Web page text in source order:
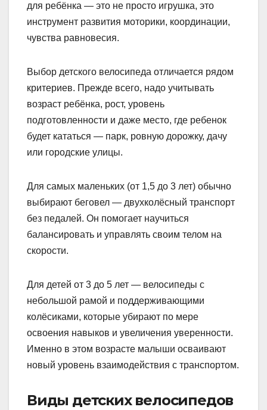
для ребёнка — это не просто игрушка, это
инструмент развития моторики, координации,
чувства равновесия.
Выбор детского велосипеда отличается рядом
критериев. Прежде всего, надо учитывать
возраст ребёнка, рост, уровень
подготовленности и даже место, где ребенок
будет кататься — парк, ровную дорожку, дачу
или городские улицы.
Для самых маленьких (от 1,5 до 3 лет) обычно
выбирают беговел — двухколёсный транспорт
без педалей. Он помогает научиться
балансировать и управлять своим телом на
скорости.
Для детей от 3 до 5 лет — велосипеды с
небольшой рамой и поддерживающими
колёсиками, которые убирают по мере
освоения навыков и увеличения уверенности.
Именно в этом возрасте малыши осваивают
новый уровень взаимодействия с транспортом.
Виды детских велосипедов